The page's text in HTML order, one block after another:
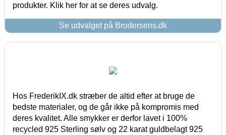
produkter. Klik her for at se deres udvalg.
Se udvalget på Brodersens.dk
Hos FrederikIX.dk stræber de altid efter at bruge de
bedste materialer, og de går ikke på kompromis med
deres kvalitet. Alle smykker er derfor lavet i 100%
recycled 925 Sterling sølv og 22 karat guldbelagt 925